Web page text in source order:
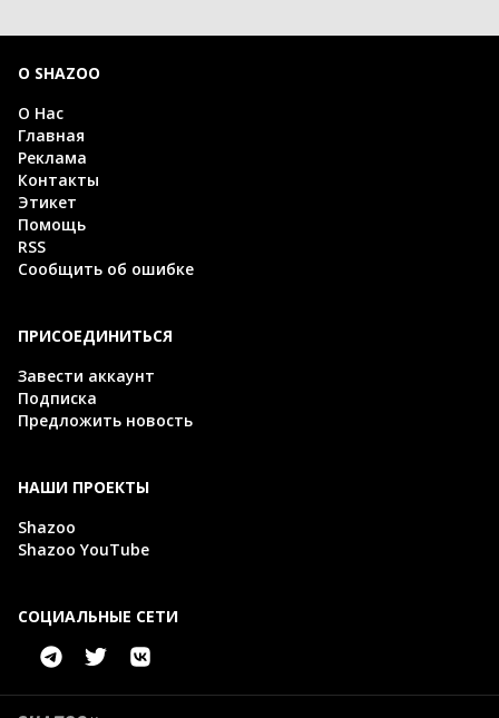
О SHAZOO
О Нас
Главная
Реклама
Контакты
Этикет
Помощь
RSS
Сообщить об ошибке
ПРИСОЕДИНИТЬСЯ
Завести аккаунт
Подписка
Предложить новость
НАШИ ПРОЕКТЫ
Shazoo
Shazoo YouTube
СОЦИАЛЬНЫЕ СЕТИ